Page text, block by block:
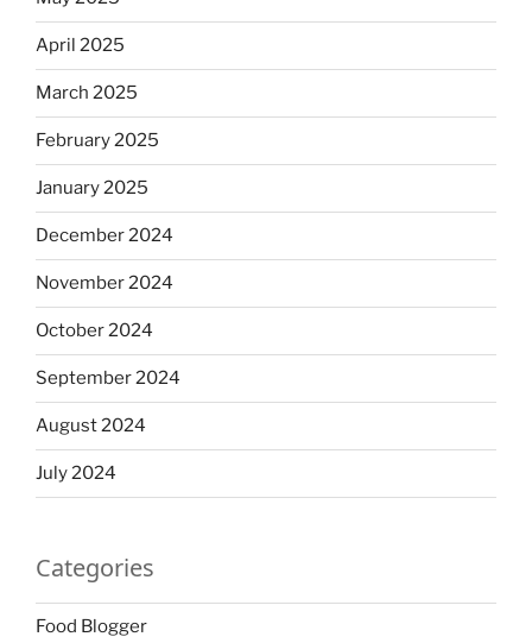
April 2025
March 2025
February 2025
January 2025
December 2024
November 2024
October 2024
September 2024
August 2024
July 2024
Categories
Food Blogger